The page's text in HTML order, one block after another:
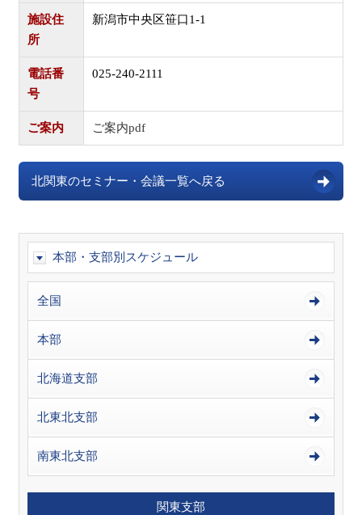
施設住
所
新潟市中央区笹口1-1
電話番
号
025-240-2111
ご案内 ご案内pdf
北関東のセミナー・会議一覧へ戻る
本部・支部別スケジュール
全国
本部
北海道支部
北東北支部
南東北支部
関東支部